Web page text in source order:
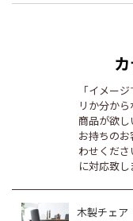
「イメー
リか分か
商品が欲
お持ちの
わせくだ
に対応致し
木製チェア